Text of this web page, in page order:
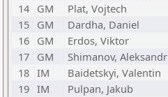
14
GM Plat, Vojtech
15
GM Dardha, Daniel
16
GM Erdos, Viktor
17
GM Shimanov, Aleksandr
18 IM Baidetskyi, Valentin
19 IM Pulpan, Jakub